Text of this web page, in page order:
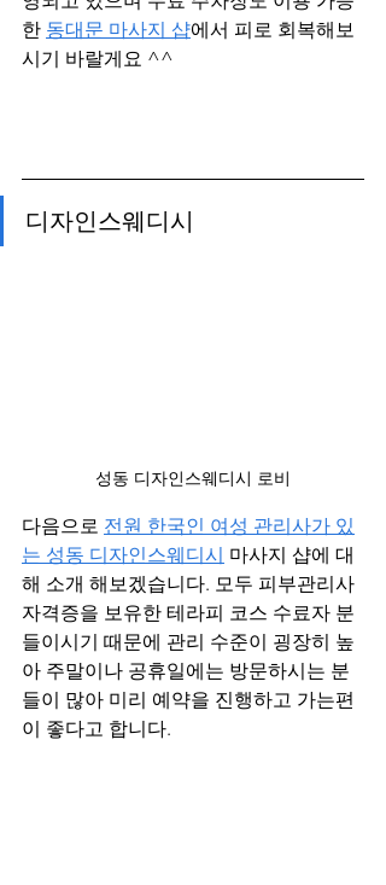
한 동대문 마사지 샵에서 피로 회복해보
시기 바랄게요 ^^
디자인스웨디시
성동 디자인스웨디시 로비
다음으로 전원 한국인 여성 관리사가 있
는 성동 디자인스웨디시 마사지 샵에 대
해 소개 해보겠습니다. 모두 피부관리사
자격증을 보유한 테라피 코스 수료자 분
들이시기 때문에 관리 수준이 굉장히 높
아 주말이나 공휴일에는 방문하시는 분
들이 많아 미리 예약을 진행하고 가는편
이 좋다고 합니다.